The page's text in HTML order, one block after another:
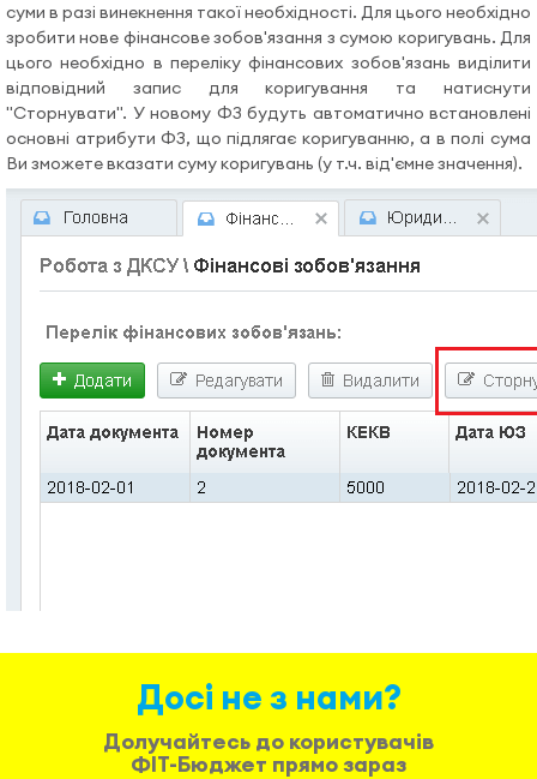
Допомога
Відеоуроки
Увійти
суми в разі винекнення такої необхідності. Для цього необхідно
зробити нове фінансове зобов'язання з сумою коригувань. Для
цього необхідно в переліку фінансових зобов'язань виділити
відповідний запис для коригування та натиснути
"Сторнувати". У новому ФЗ будуть автоматично встановлені
основні атрибути ФЗ, що підлягає коригуванню, а в полі сума
Ви зможете вказати суму коригувань (у т.ч. від'ємне значення).
Досі не з нами?
Долучайтесь до користувачів
ФІТ-Бюджет прямо зараз